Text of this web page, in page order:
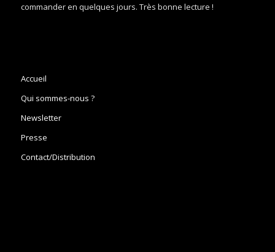
commander en quelques jours. Très bonne lecture !
Accueil
Qui sommes-nous ?
Newsletter
Presse
Contact/Distribution